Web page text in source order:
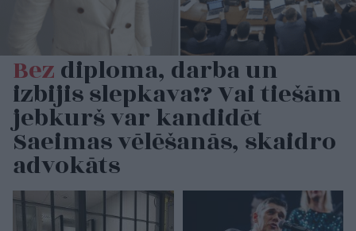
Bezdiploma, darba un
izbijis slepkava!? Vai tiešām
jebkurš var kandidēt
Saeimas vēlēšanās, skaidro
advokāts